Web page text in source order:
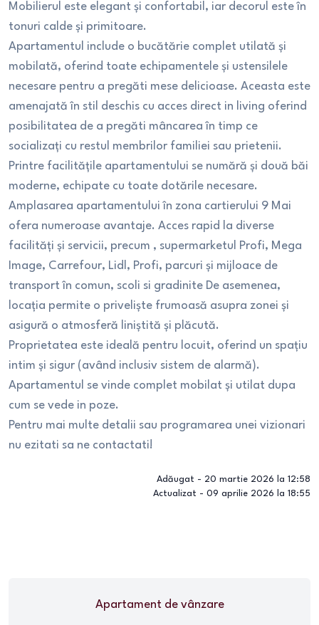
Mobilierul este elegant și confortabil, iar decorul este în
tonuri calde și primitoare.
Apartamentul include o bucătărie complet utilată și
mobilată, oferind toate echipamentele și ustensilele
necesare pentru a pregăti mese delicioase. Aceasta este
amenajată în stil deschis cu acces direct in living oferind
posibilitatea de a pregăti mâncarea în timp ce
socializați cu restul membrilor familiei sau prietenii.
Printre facilitățile apartamentului se numără și două băi
moderne, echipate cu toate dotările necesare.
Amplasarea apartamentului în zona cartierului 9 Mai
ofera numeroase avantaje. Acces rapid la diverse
facilități și servicii, precum , supermarketul Profi, Mega
Image, Carrefour, Lidl, Profi, parcuri și mijloace de
transport în comun, scoli si gradinite De asemenea,
locația permite o priveliște frumoasă asupra zonei și
asigură o atmosferă liniștită și plăcută.
Proprietatea este ideală pentru locuit, oferind un spațiu
intim și sigur (având inclusiv sistem de alarmă).
Apartamentul se vinde complet mobilat și utilat dupa
cum se vede in poze.
Pentru mai multe detalii sau programarea unei vizionari
nu ezitati sa ne contactati!
Adăugat - 20 martie 2026 la 12:58
Actualizat - 09 aprilie 2026 la 18:55
Apartamentde vânzare